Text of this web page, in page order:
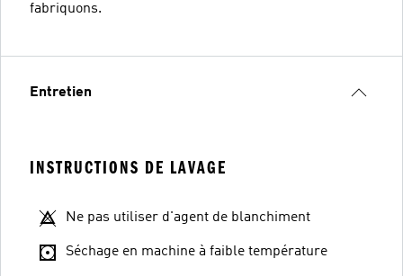
fabriquons.
Entretien
INSTRUCTIONS DE LAVAGE
Ne pas utiliser d'agent de blanchiment
Séchage en machine à faible température